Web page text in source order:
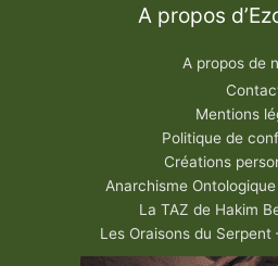
A propos
A propos de
Mentions
Politique de
Créations
Anarchisme
La TAZ de Hakim
Les Oraisons du Serpent